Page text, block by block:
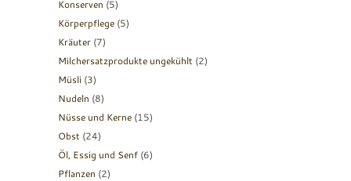
Konserven (5)
Körperpflege (5)
Kräuter (7)
Milchersatzprodukte ungekühlt (2)
Müsli (3)
Nudeln (8)
Nüsse und Kerne (15)
Obst (24)
Öl, Essig und Senf (6)
Pflanzen (2)